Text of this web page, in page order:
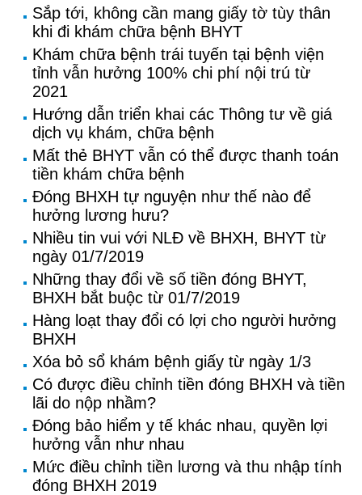
Sắp tới, không cần mang giấy tờ tùy thân
khi đi khám chữa bệnh BHYT
Khám chữa bệnh trái tuyến tại bệnh viện
tỉnh vẫn hưởng 100% chi phí nội trú từ
2021
Hướng dẫn triển khai các Thông tư về giá
dịch vụ khám, chữa bệnh
Mất thẻ BHYT vẫn có thể được thanh toán
tiền khám chữa bệnh
Đóng BHXH tự nguyện như thế nào để
hưởng lương hưu?
Nhiều tin vui với NLĐ về BHXH, BHYT từ
ngày 01/7/2019
Những thay đổi về số tiền đóng BHYT,
BHXH bắt buộc từ 01/7/2019
Hàng loạt thay đổi có lợi cho người hưởng
BHXH
Xóa bỏ sổ khám bệnh giấy từ ngày 1/3
Có được điều chỉnh tiền đóng BHXH và tiền
lãi do nộp nhầm?
Đóng bảo hiểm y tế khác nhau, quyền lợi
hưởng vẫn như nhau
Mức điều chỉnh tiền lương và thu nhập tính
đóng BHXH 2019